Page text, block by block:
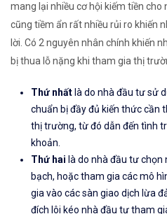
mang lại nhiều cơ hội kiếm tiền
cũng tiềm ẩn rất nhiều rủi ro khiến
lời. Có 2 nguyên nhân chính khiến
bị thua lỗ nặng khi tham gia thị
Thứ nhất là do nhà đầu tư sử
chuẩn bị đầy đủ kiến thức cần
thị trường, từ đó dẫn đến tình
khoản.
Thứ hai là do nhà đầu tư
bạch, hoặc tham gia các mô
gia vào các sàn giao dịch lừa
đích lôi kéo nhà đầu tư tham